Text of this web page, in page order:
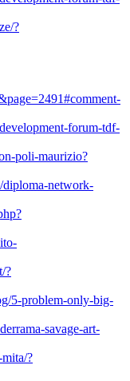
?
forum-tdf-
poli-maurizio?
diploma-network-
?
5-problem-only-big-
savage-art-
?